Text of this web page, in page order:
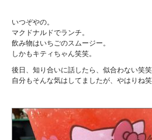
いつぞやの。
マクドナルドでランチ。
飲み物はいちごのスムージー。
しかもキティちゃん笑笑。
後日、知り合いに話したら、似合わない笑
自分もそんな気はしてましたが、やはりね笑